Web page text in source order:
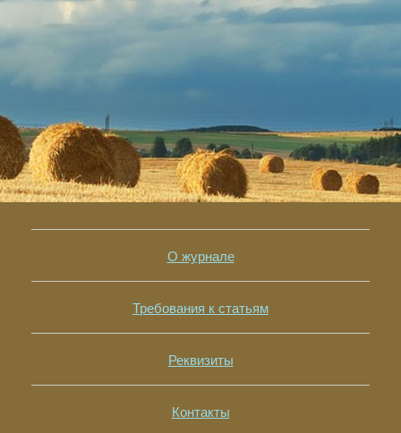
О журнале
Требования к статьям
Реквизиты
Контакты